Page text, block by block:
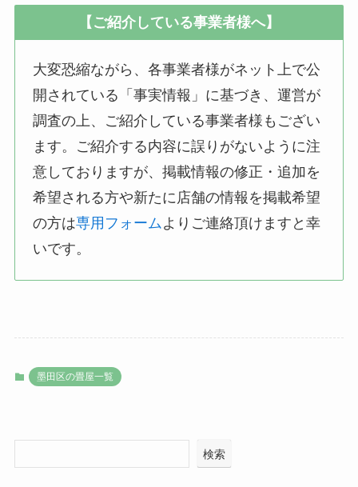
【ご紹介している事業者様へ】
大変恐縮ながら、各事業者様がネット上で公
開されている「事実情報」に基づき、運営が
調査の上、ご紹介している事業者様もござい
ます。ご紹介する内容に誤りがないように注
意しておりますが、掲載情報の修正・追加を
希望される方や新たに店舗の情報を掲載希望
の方は専用フォームよりご連絡頂けますと幸
いです。
墨田区の畳屋一覧
検索